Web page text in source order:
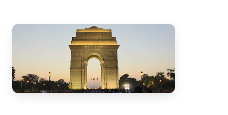
7 Jun 2026
अंशुल कुंचा कौन थे? अमेरिका में
'फर्जी' पिज्जा ऑर्डर डिलीवर करते हुए
भारतीय युवक की गोली मारकर हत्या,
परिवार का आरोप - "ट्रैप था"